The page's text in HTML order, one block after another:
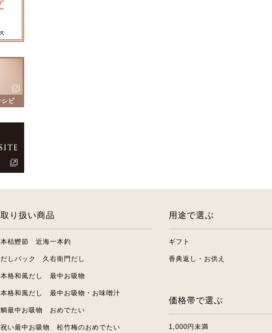
取り扱い商品
本枯鰹節 近海一本釣
だしパック 久右衛門だし
本格和風だし 最中お吸物
本格和風だし 最中お吸物・お味噌汁
鯛最中お吸物 おめでたい
祝い最中お吸物 松竹梅のおめでたい
用途で選ぶ
ギフト
香典返し・お供え
価格帯で選ぶ
1,000円未満